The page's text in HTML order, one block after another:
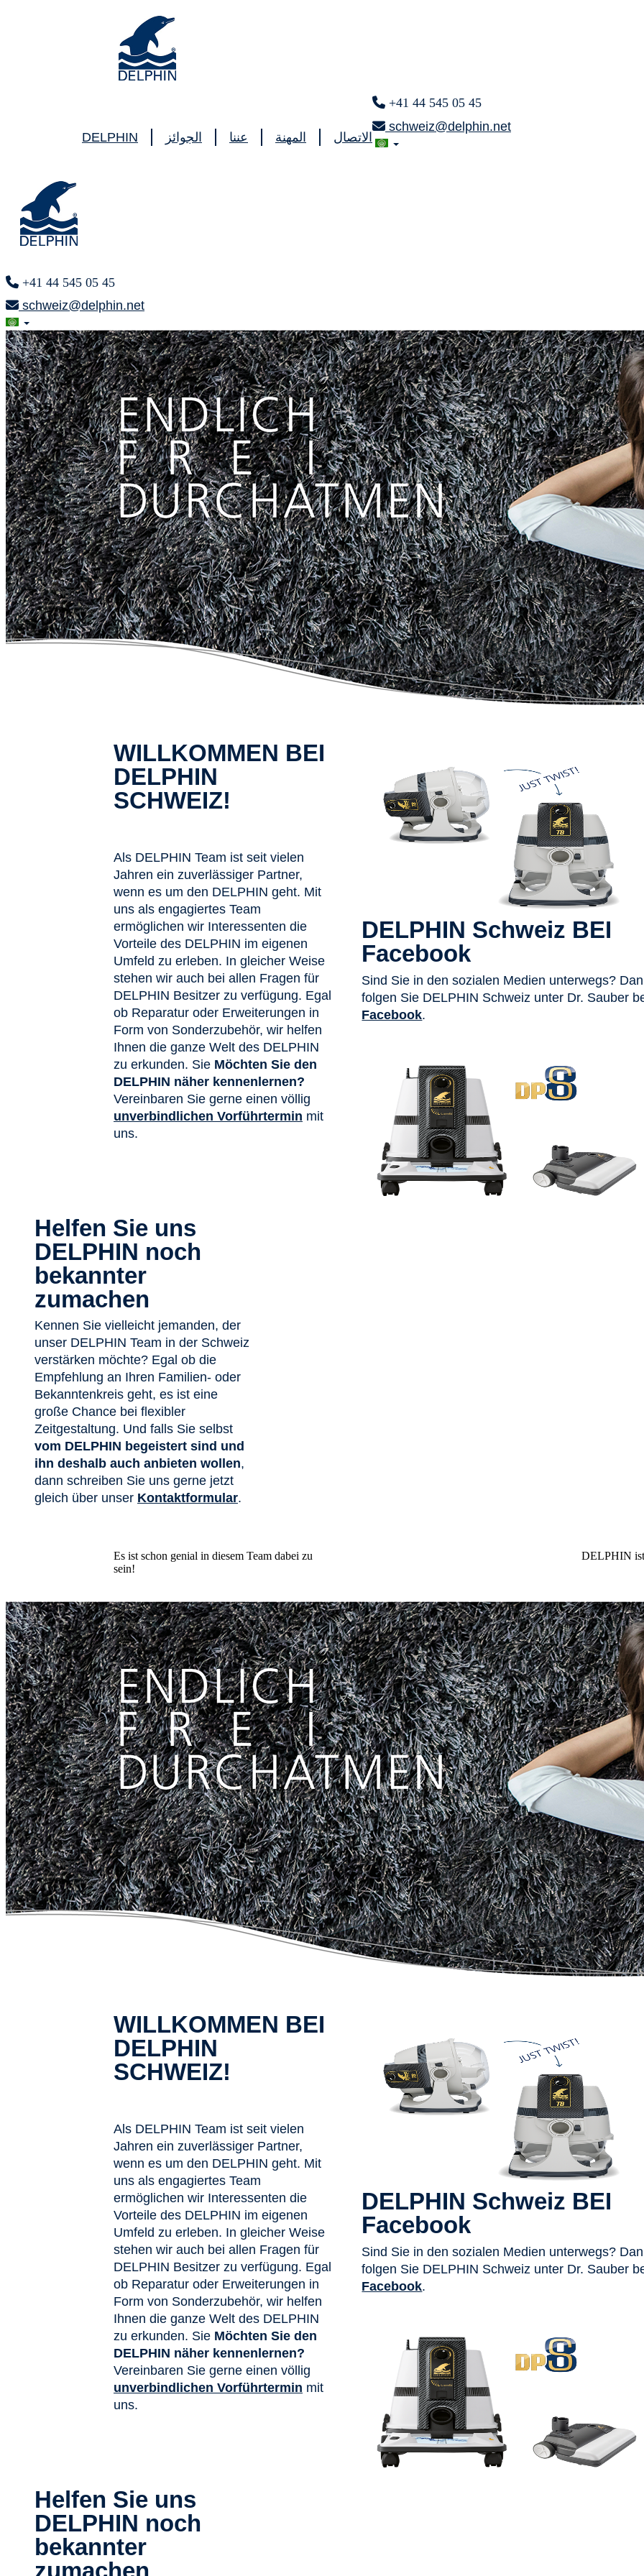
DELPHIN الجوائز عننا المهنة الاتصال
+41 44 545 05 45
schweiz@delphin.net
+41 44 545 05 45
schweiz@delphin.net
WILLKOMMEN BEI
DELPHIN
SCHWEIZ!
Als DELPHIN Team ist seit vielen
Jahren ein zuverlässiger Partner,
wenn es um den DELPHIN geht. Mit
uns als engagiertes Team
ermöglichen wir Interessenten die
Vorteile des DELPHIN im eigenen
Umfeld zu erleben. In gleicher Weise
stehen wir auch bei allen Fragen für
DELPHIN Besitzer zu verfügung. Egal
ob Reparatur oder Erweiterungen in
Form von Sonderzubehör, wir helfen
Ihnen die ganze Welt des DELPHIN
zu erkunden. Sie Möchten Sie den
DELPHIN näher kennenlernen?
Vereinbaren Sie gerne einen völlig
unverbindlichen Vorführtermin mit
uns.
DELPHIN Schweiz BEI
Facebook
Sind Sie in den sozialen Medien unterwegs?
folgen Sie DELPHIN Schweiz unter Dr. Sauber
Facebook.
Helfen Sie uns
DELPHIN noch
bekannter
zumachen
Kennen Sie vielleicht jemanden, der
unser DELPHIN Team in der Schweiz
verstärken möchte? Egal ob die
Empfehlung an Ihren Familien- oder
Bekanntenkreis geht, es ist eine
große Chance bei flexibler
Zeitgestaltung. Und falls Sie selbst
vom DELPHIN begeistert sind und
ihn deshalb auch anbieten wollen,
dann schreiben Sie uns gerne jetzt
gleich über unser Kontaktformular.
Es ist schon genial in diesem Team dabei zu
sein!
DELPHIN
WILLKOMMEN BEI
DELPHIN
SCHWEIZ!
Als DELPHIN Team ist seit vielen
Jahren ein zuverlässiger Partner,
wenn es um den DELPHIN geht. Mit
uns als engagiertes Team
ermöglichen wir Interessenten die
Vorteile des DELPHIN im eigenen
Umfeld zu erleben. In gleicher Weise
stehen wir auch bei allen Fragen für
DELPHIN Besitzer zu verfügung. Egal
ob Reparatur oder Erweiterungen in
Form von Sonderzubehör, wir helfen
Ihnen die ganze Welt des DELPHIN
zu erkunden. Sie Möchten Sie den
DELPHIN näher kennenlernen?
Vereinbaren Sie gerne einen völlig
unverbindlichen Vorführtermin mit
uns.
DELPHIN Schweiz BEI
Facebook
Sind Sie in den sozialen Medien unterwegs?
folgen Sie DELPHIN Schweiz unter Dr. Sauber
Facebook.
Helfen Sie uns
DELPHIN noch
bekannter
zumachen